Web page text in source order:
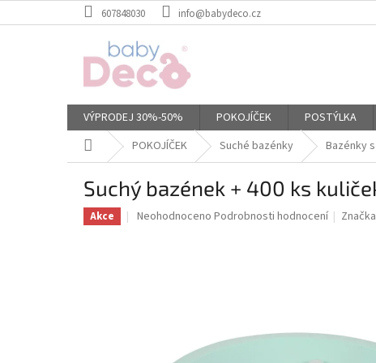
na
607848030 info@babydeco.cz
VÝPRODEJ 30%-50% POKOJÍČEK POSTÝLKA
Domů POKOJÍČEK Suché bazénky Bazénky
Suchý bazének + 400 ks
Akce
Průměrné
Neohodnoceno Podrobnosti hodnocení